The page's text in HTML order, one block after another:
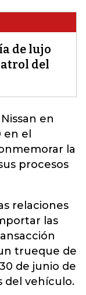
de lujo
del
en
el
la
procesos
relaciones
las
trueque de
de junio de
del vehículo.